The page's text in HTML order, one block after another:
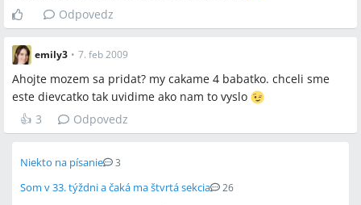
Odpovedz
emily3 • 7. feb 2009
Ahojte mozem sa pridat? my cakame 4 babatko. chceli sme
este dievcatko tak uvidime ako nam to vyslo
👍 3 Odpovedz
Niekto na písanie 3
Som v 33. týždni a čaká ma štvrtá sekcia 26